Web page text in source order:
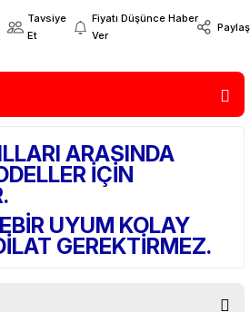
Tavsiye
Et
Fiyatı Düşünce Haber
Ver
Paylaş
ARASINDA
İÇİN
UYUM KOLAY
GEREKTİRMEZ.